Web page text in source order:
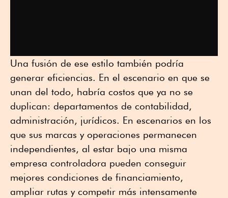
Una fusión de ese estilo también podría
generar eficiencias. En el escenario en que se
unan del todo, habría costos que ya no se
duplican: departamentos de contabilidad,
administración, jurídicos. En escenarios en los
que sus marcas y operaciones permanecen
independientes, al estar bajo una misma
empresa controladora pueden conseguir
mejores condiciones de financiamiento,
ampliar rutas y competir más intensamente